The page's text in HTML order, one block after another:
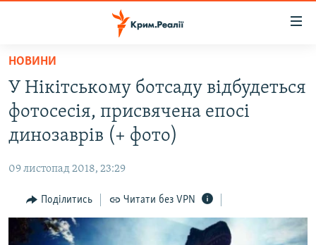
Перейти
основного
матеріалу
Перейти
до
основної
Перейти
до
пошуку
ВОДА.КРИМ
ВІДЕО ТА ФОТО
БЛОГИ
ПОГЛЯД
ІНТЕРВ'Ю
НОВИНИ
У Нікітському ботсаду відбудеться
фотосесія, присвячена епосі
динозаврів (+ фото)
09 листопад 2018, 23:29
Поділитись Читати без VPN